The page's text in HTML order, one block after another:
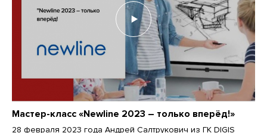
Мастер-класс «Newline 2023 – только вперёд!»
28 февраля 2023 года Андрей Салтрукович из ГК DIGIS